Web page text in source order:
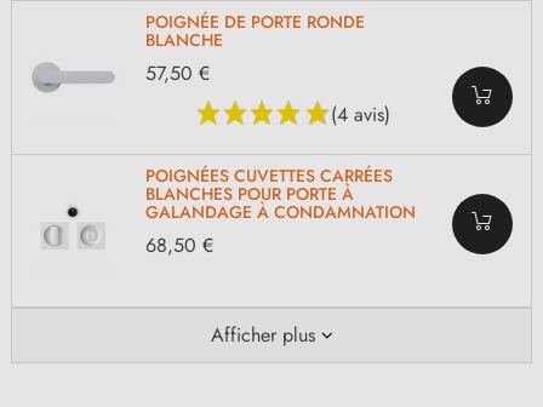
POIGNÉE DE PORTE RONDE
BLANCHE
(4 avis)
57,50 €
POIGNÉES CUVETTES CARRÉES
BLANCHES POUR PORTE À
GALANDAGE À CONDAMNATION
68,50 €
Afficher plus